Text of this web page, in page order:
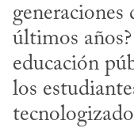
generaciones
últimos
educación
los